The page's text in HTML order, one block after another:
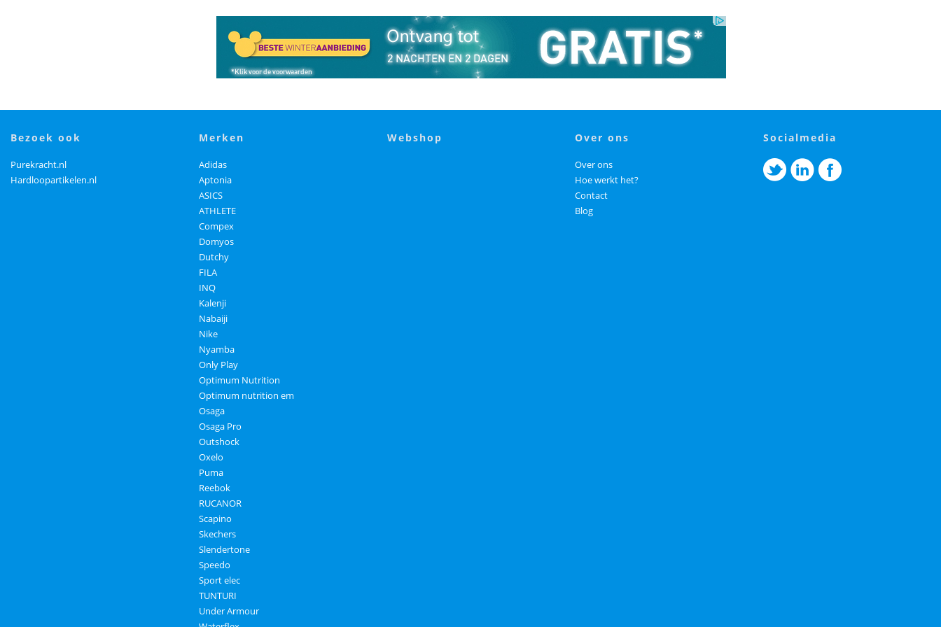
bezoek ook
Purekracht.nl
Hardloopartikelen.nl
merken
Adidas
Aptonia
ASICS
ATHLETE
Compex
Domyos
Dutchy
FILA
INQ
Kalenji
Nabaiji
Nike
Nyamba
Only Play
Optimum Nutrition
Optimum nutrition em
Osaga
Osaga Pro
Outshock
Oxelo
Puma
Reebok
RUCANOR
Scapino
Skechers
Slendertone
Speedo
Sport elec
TUNTURI
Under Armour
webshop over ons
Over ons
Hoe werkt het?
Contact
Blog
socialmedia